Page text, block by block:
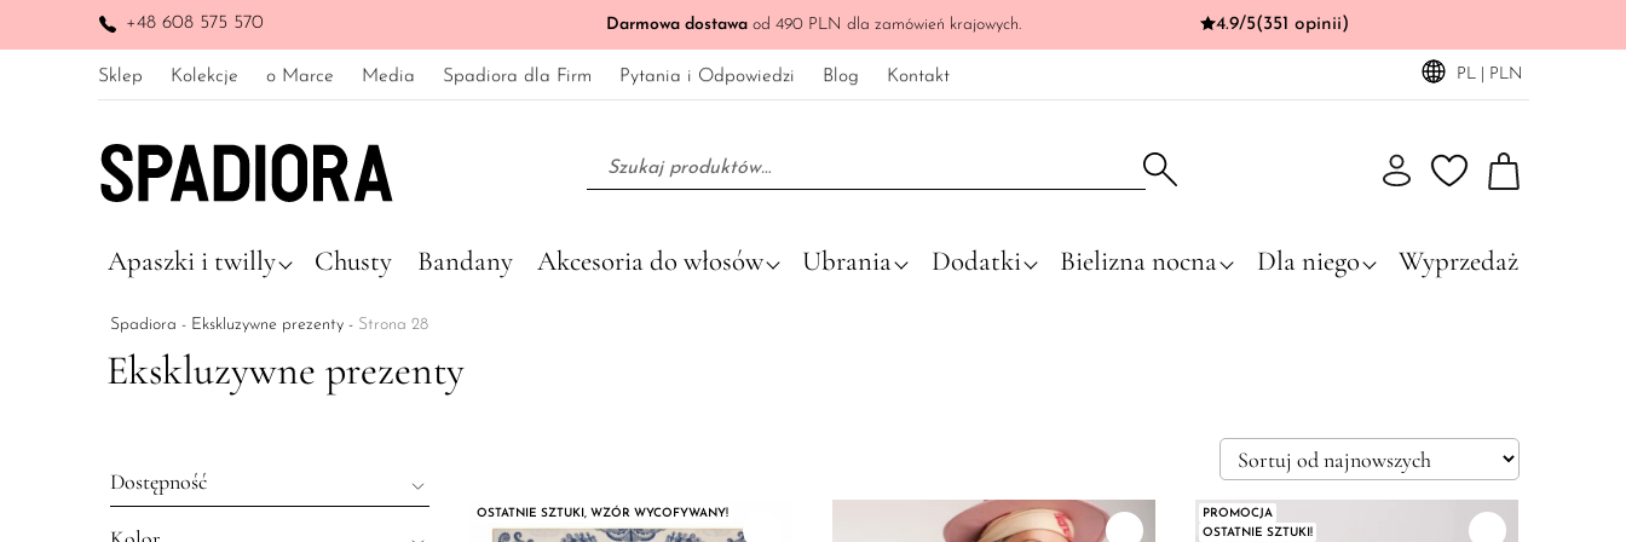
+48 608 575 570 Darmowa dostawa od 490 PLN dla zamówień krajowych. 4.9/5(351 opinii)
Sklep Kolekcje o Marce Media Spadiora dla Firm Pytania i Odpowiedzi Blog Kontakt PL | PLN
Apaszki i twilly Chusty Bandany Akcesoria do włosów Ubrania Dodatki Bielizna nocna Dla niego Wyprzedaż
Spadiora - Ekskluzywne prezenty - Strona 28
Ekskluzywne prezenty
Dostępność
OSTATNIE SZTUKI, WZÓR WYCOFYWANY!
PROMOCJA
OSTATNIE SZTUKI!